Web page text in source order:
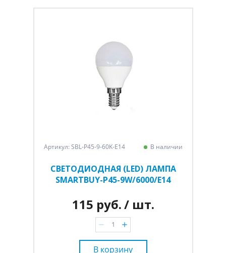
Артикул: SBL-P45-9-60K-E14 В наличии
СВЕТОДИОДНАЯ (LED) ЛАМПА
SMARTBUY-P45-9W/6000/E14
115 руб./ шт.
В корзину